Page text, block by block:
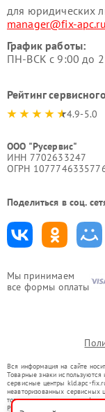
Мы принимаем
все формы оплаты
для юридических
manager@fix-apc.ru
График работы:
ПН-ВСК с 9:00 до
Рейтинг
4.9-5.0
ООО "Русервис"
ИНН 7702633247
ОГРН
Поделиться в соц.
Вся информация на сайте
Товарные знаки используются
сервисные центры kld.apc-
неавторизованных сервисных
товарных знаков или их
Ремонт осуществляется для